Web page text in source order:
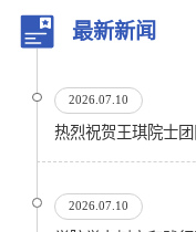
最新新闻
2026.07.10
热烈祝贺王琪院士
2026.07.10